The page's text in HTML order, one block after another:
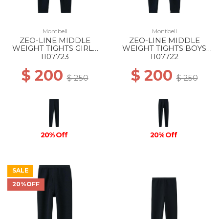
Montbell
ZEO-LINE MIDDLE
WEIGHT TIGHTS GIRLS
BK
1107723
$ 200$ 250
20% Off
Montbell
ZEO-LINE MIDDLE
WEIGHT TIGHTS BOYS
BK
1107722
$ 200$ 250
20% Off
SALE
20%OFF